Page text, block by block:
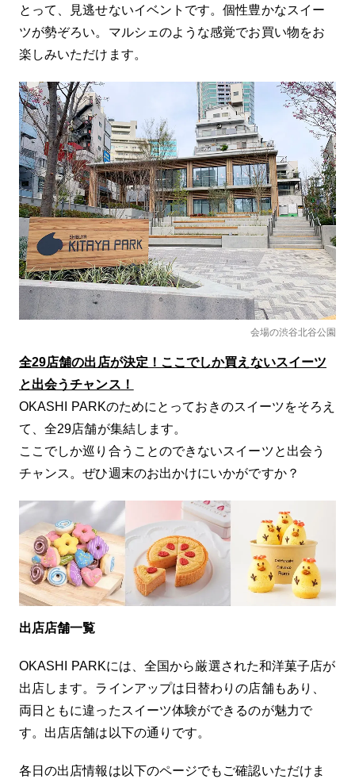
とって、見逃せないイベントです。個性豊かなスイー
ツが勢ぞろい。マルシェのような感覚でお買い物をお
楽しみいただけます。
会場の渋谷北谷公園
全29店舗の出店が決定！ここでしか買えないスイーツ
と出会うチャンス！
OKASHI PARKのためにとっておきのスイーツをそろえ
て、全29店舗が集結します。
ここでしか巡り合うことのできないスイーツと出会う
チャンス。ぜひ週末のお出かけにいかがですか？
出店店舗一覧
OKASHI PARKには、全国から厳選された和洋菓子店が
出店します。ラインアップは日替わりの店舗もあり、
両日ともに違ったスイーツ体験ができるのが魅力で
す。出店店舗は以下の通りです。
各日の出店情報は以下のページでもご確認いただけま